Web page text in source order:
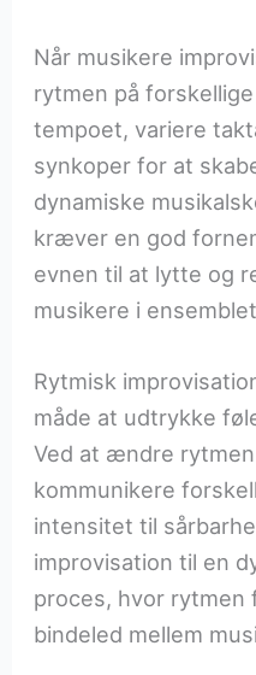
Når musikere
rytmen på
tempoet, variere
synkoper for at
dynamiske
kræver en god
evnen til at lytte og
musikere i
Rytmisk
måde at udtrykke
Ved at ændre
kommunikere
intensitet til
improvisation til en
proces, hvor rytmen
bindeled mellem